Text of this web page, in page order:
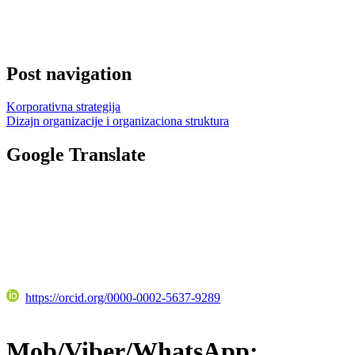
Post navigation
Korporativna strategija
Dizajn organizacije i organizaciona struktura
Google Translate
https://orcid.org/0000-0002-5637-9289